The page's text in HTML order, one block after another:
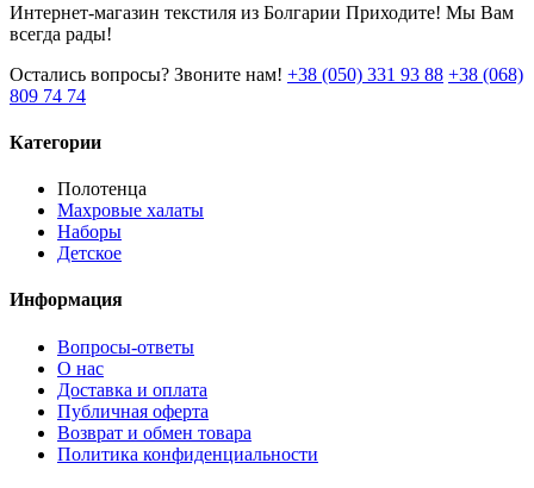
Интернет-магазин текстиля из Болгарии Приходите! Мы Вам
всегда рады!
Остались вопросы? Звоните нам! +38 (050) 331 93 88 +38 (068)
809 74 74
Категории
Полотенца
Махровые халаты
Наборы
Детское
Информация
Вопросы-ответы
О нас
Доставка и оплата
Публичная оферта
Возврат и обмен товара
Политика конфиденциальности